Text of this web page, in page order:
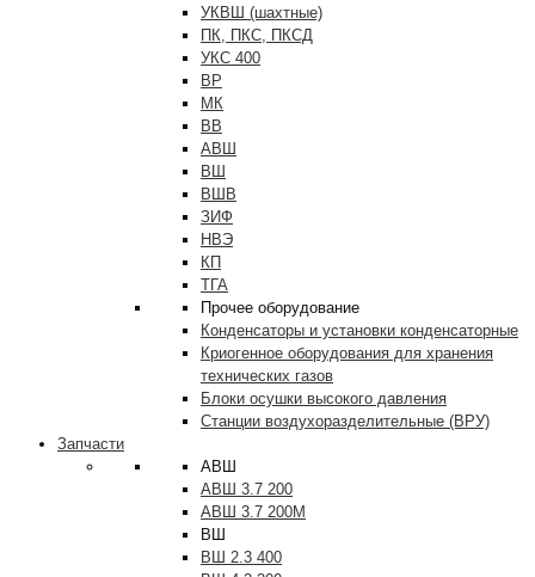
УКВШ (шахтные)
ПК, ПКС, ПКСД
УКС 400
ВР
МК
ВВ
АВШ
ВШ
ВШВ
ЗИФ
НВЭ
КП
ТГА
Прочее оборудование
Конденсаторы и установки конденсаторные
Криогенное оборудования для хранения
технических газов
Блоки осушки высокого давления
Станции воздухоразделительные (ВРУ)
Запчасти
АВШ
АВШ 3.7 200
АВШ 3.7 200М
ВШ
ВШ 2.3 400